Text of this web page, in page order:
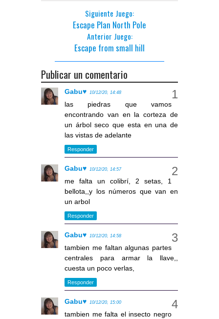
Siguiente Juego:
Escape Plan North Pole
Anterior Juego:
Escape from small hill
Publicar un comentario
Gabu♥ 10/12/20, 14:48
las piedras que vamos
encontrando van en la corteza de
un árbol seco que esta en una de
las vistas de adelante
Responder
Gabu♥ 10/12/20, 14:57
me falta un colibrí, 2 setas, 1
bellota,,y los números que van en
un arbol
Responder
Gabu♥ 10/12/20, 14:58
tambien me faltan algunas partes
centrales para armar la llave,,
cuesta un poco verlas,
Responder
Gabu♥ 10/12/20, 15:00
tambien me falta el insecto negro